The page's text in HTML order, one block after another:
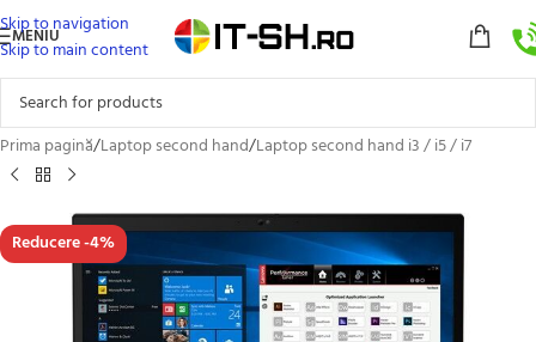
Skip to navigation
Skip to main content
MENIU
Prima pagină/Laptop second hand/Laptop second hand i3 / i5 / i7
Reducere -4%